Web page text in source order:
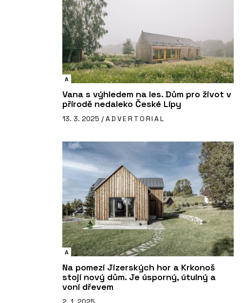
A
Vana s výhledem na les. Dům pro život v
přírodě nedaleko České Lípy
13. 3. 2025 / ADVERTORIAL
A
Na pomezí Jizerských hor a Krkonoš
stojí nový dům. Je úsporný, útulný a
voní dřevem